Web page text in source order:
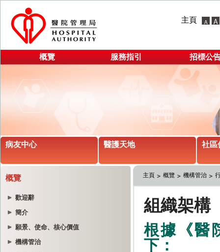
主頁
概覽 服務指引 招標公
病友中心 醫護天地 社區
概覽
歡迎辭
簡介
願景、使命、核心價值
機構管治
主頁 概覽 機構管治